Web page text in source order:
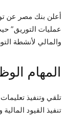
أعلن بنك مصر عن
عمليات التوريق”
والمالي لأنشطة
المهام
تلقي وتنفيذ
تنفيذ القيود